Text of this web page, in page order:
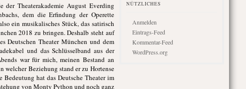
der Theaterakademie August Everding
dem die Erfindung der Operette
ein musikalisches Stück, das satirisch
2018 zu bringen. Deshalb steht auf
Deutschen Theater München und dem
und das Schlüsselband aus der
war für mich, meinen Bestand an
welcher Beziehung stand er zu Hortense
Bedeutung hat das Deutsche Theater im
von Monty Python und noch ganz
NÜTZLICHES
Anmelden
Eintrags-Feed
Kommentar-Feed
WordPress.org